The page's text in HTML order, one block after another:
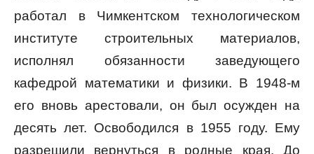
работал в Чимкентском технологическом
институте строительных материалов,
исполнял обязанности заведующего
кафедрой математики и физики. В 1948-м
его вновь арестовали, он был осужден на
десять лет. Освободился в 1955 году. Ему
разрешили вернуться в родные края. До